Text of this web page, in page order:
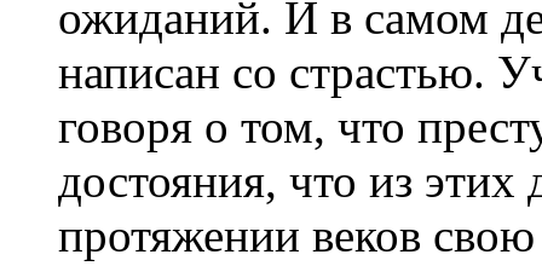
ожиданий. И в самом
написан со страстью.
говоря о том, что
достояния, что из
протяжении веков